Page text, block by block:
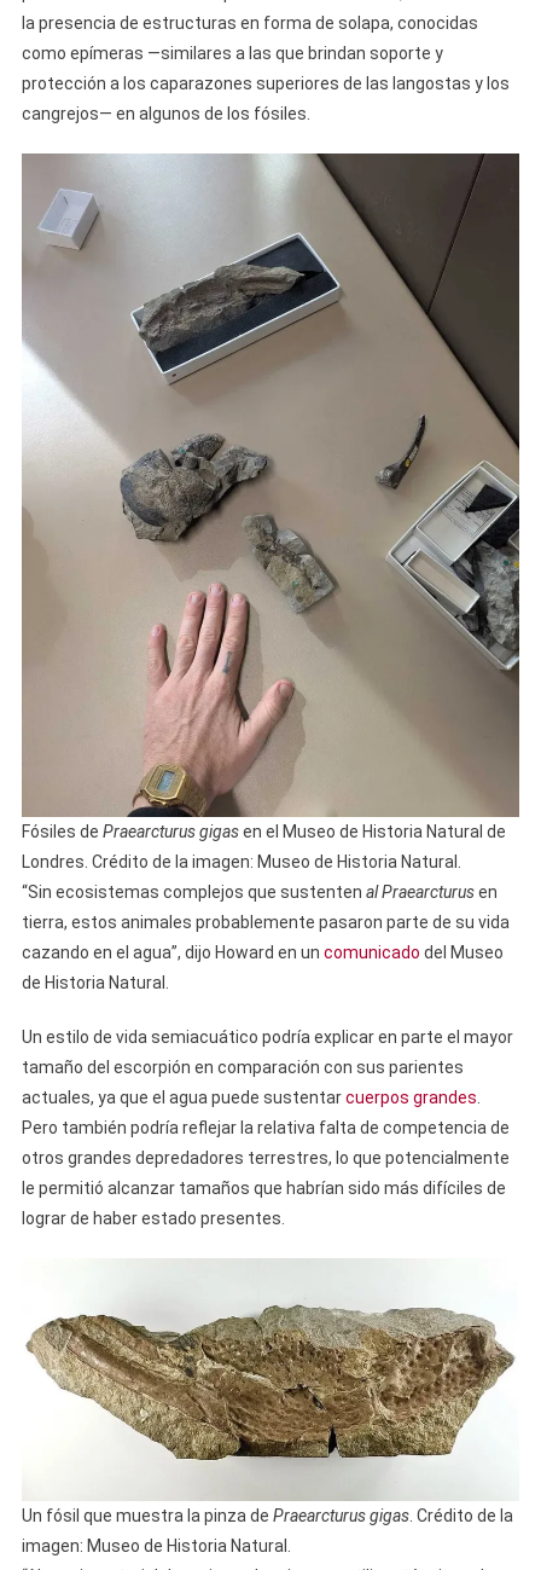
la presencia de estructuras en forma de solapa, conocidas
como epímeras —similares a las que brindan soporte y
protección a los caparazones superiores de las langostas y los
cangrejos— en algunos de los fósiles.
Fósiles de Praearcturus gigasen el Museo de Historia Natural de
Londres. Crédito de la imagen: Museo de Historia Natural.
“Sin ecosistemas complejos que sustenten al Praearcturusen
tierra, estos animales probablemente pasaron parte de su vida
cazando en el agua”, dijo Howard en un comunicado del Museo
de Historia Natural.
Un estilo de vida semiacuático podría explicar en parte el mayor
tamaño del escorpión en comparación con sus parientes
actuales, ya que el agua puede sustentarcuerpos grandes
Pero también podría reflejar la relativa falta de competencia de
otros grandes depredadores terrestres, lo que potencialmente
le permitió alcanzar tamaños que habrían sido más difíciles de
lograr de haber estado presentes.
Un fósil que muestra la pinza de Praearcturus gigas. Crédito de la
imagen: Museo de Historia Natural.